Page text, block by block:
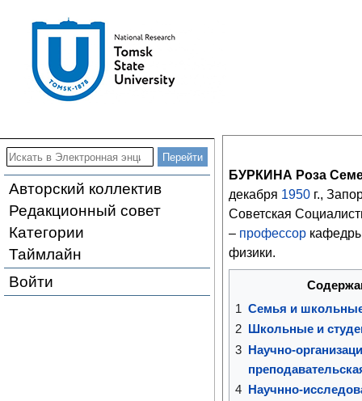
Авторский коллектив
Редакционный совет
Категории
Таймлайн
Войти
БУРКИНА Роза
декабря 1950г.,
Советская
– профессоркафедры
физики.
1 Семья и
2
Школьные и
3 Научно-
4
Научнно-